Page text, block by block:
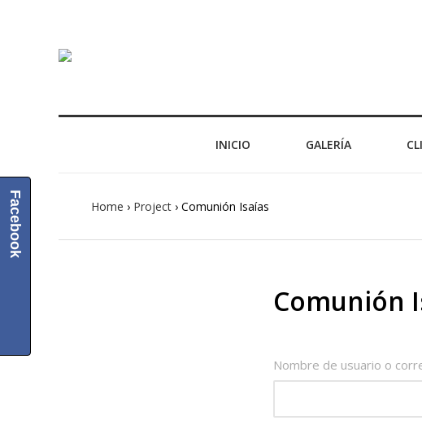
INICIO GALERÍA
Home › Project › Comunión Isaías
Comunión
Nombre de usuario o
Facebook